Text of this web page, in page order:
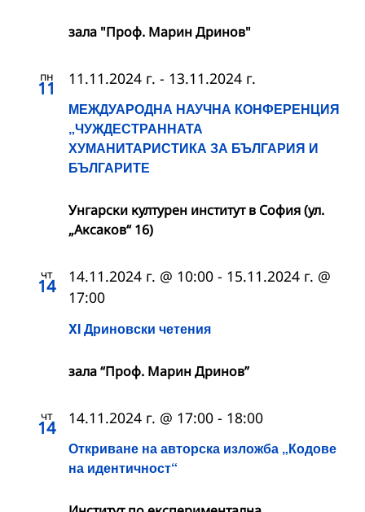
зала "Проф. Марин Дринов"
пн
11
МЕЖДУАРОДНА НАУЧНА КОНФЕРЕНЦИЯ
„ЧУЖДЕСТРАННАТА
ХУМАНИТАРИСТИКА ЗА БЪЛГАРИЯ И
БЪЛГАРИТЕ
11.11.2024 г. - 13.11.2024 г.
Унгарски културен институт в София (ул.
„Аксаков“ 16)
чт
14
XI Дриновски четения
14.11.2024 г. @ 10:00 - 15.11.2024 г. @
17:00
зала “Проф. Марин Дринов”
чт
14
Откриване на авторска изложба „Кодове
на идентичност“
14.11.2024 г. @ 17:00 - 18:00